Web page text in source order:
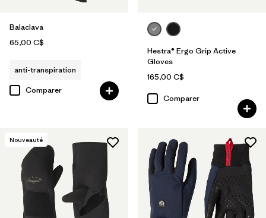
Balaclava
65,00 C$
anti-transpiration
Comparer
Hestra® Ergo Grip Active
Gloves
165,00 C$
Comparer
Nouveauté